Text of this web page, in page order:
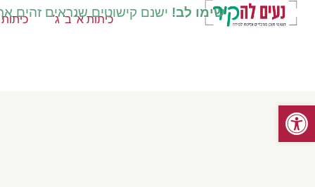
פתח סרגל נגישות
שימו לב! ישנם קישוטים שנראים זהים
כיתות א' ב' ג'